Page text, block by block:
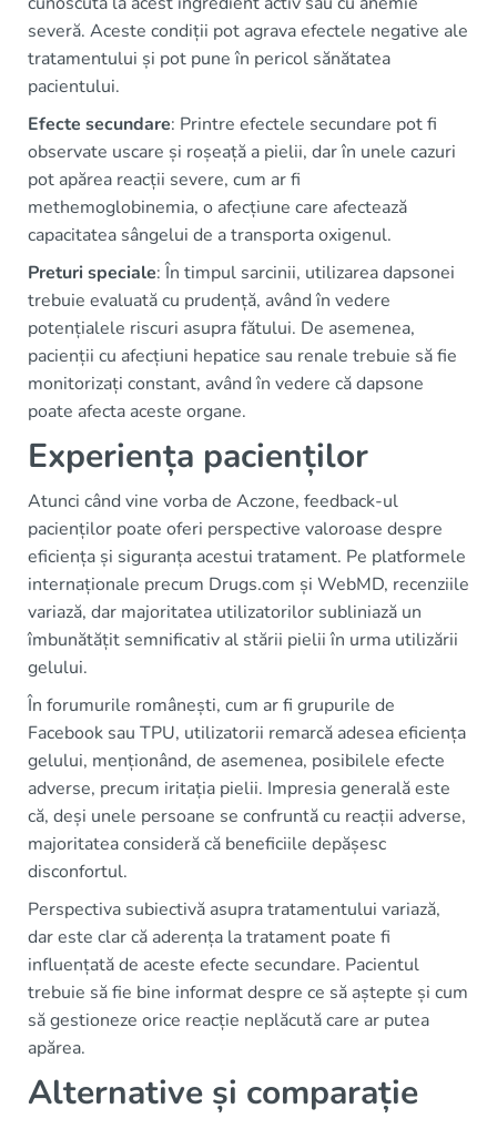
severă. Aceste condiții pot agrava efectele negative ale
tratamentului și pot pune în pericol sănătatea
pacientului.
Efecte secundare: Printre efectele secundare pot fi
observate uscare și roșeață a pielii, dar în unele cazuri
pot apărea reacții severe, cum ar fi
methemoglobinemia, o afecțiune care afectează
capacitatea sângelui de a transporta oxigenul.
Preturi speciale: În timpul sarcinii, utilizarea dapsonei
trebuie evaluată cu prudență, având în vedere
potențialele riscuri asupra fătului. De asemenea,
pacienții cu afecțiuni hepatice sau renale trebuie să fie
monitorizați constant, având în vedere că dapsone
poate afecta aceste organe.
Experiența pacienților
Atunci când vine vorba de Aczone, feedback-ul
pacienților poate oferi perspective valoroase despre
eficiența și siguranța acestui tratament. Pe platformele
internaționale precum Drugs.com și WebMD, recenziile
variază, dar majoritatea utilizatorilor subliniază un
îmbunătățit semnificativ al stării pielii în urma utilizării
gelului.
În forumurile românești, cum ar fi grupurile de
Facebook sau TPU, utilizatorii remarcă adesea eficiența
gelului, menționând, de asemenea, posibilele efecte
adverse, precum iritația pielii. Impresia generală este
că, deși unele persoane se confruntă cu reacții adverse,
majoritatea consideră că beneficiile depășesc
disconfortul.
Perspectiva subiectivă asupra tratamentului variază,
dar este clar că aderența la tratament poate fi
influențată de aceste efecte secundare. Pacientul
trebuie să fie bine informat despre ce să aștepte și cum
să gestioneze orice reacție neplăcută care ar putea
apărea.
Alternative și comparație